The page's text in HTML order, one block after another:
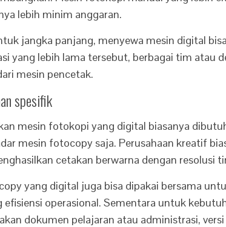
lebih minim anggaran.
jangka panjang, menyewa mesin digital
yang lebih lama tersebut, berbagai tim atau
mesin pencetak.
spesifik
mesin fotokopi yang digital biasanya
mesin fotocopy saja. Perusahaan kreatif
cetakan berwarna dengan resolusi
yang digital juga bisa dipakai bersama
efisiensi operasional. Sementara untuk
dokumen pelajaran atau administrasi,